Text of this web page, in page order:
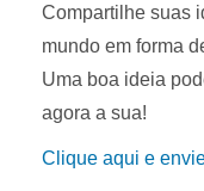
Compartilhe suas
mundo em forma
Uma boa ideia
agora a sua!
Clique aqui e